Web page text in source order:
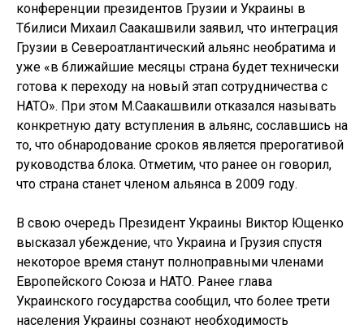
конференции президентов Грузии и Украины в
Тбилиси Михаил Саакашвили заявил, что интеграция
Грузии в Североатлантический альянс необратима и
уже «в ближайшие месяцы страна будет технически
готова к переходу на новый этап сотрудничества с
НАТО». При этом М.Саакашвили отказался называть
конкретную дату вступления в альянс, сославшись на
то, что обнародование сроков является прерогативой
руководства блока. Отметим, что ранее он говорил,
что страна станет членом альянса в 2009 году.
В свою очередь Президент Украины Виктор Ющенко
высказал убеждение, что Украина и Грузия спустя
некоторое время станут полноправными членами
Европейского Союза и НАТО. Ранее глава
Украинского государства сообщил, что более трети
населения Украины сознают необходимость